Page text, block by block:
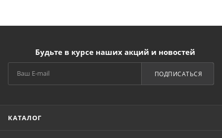
Будьте в курсе наших акций и новостей
ПОДПИСАТЬСЯ
КАТАЛОГ